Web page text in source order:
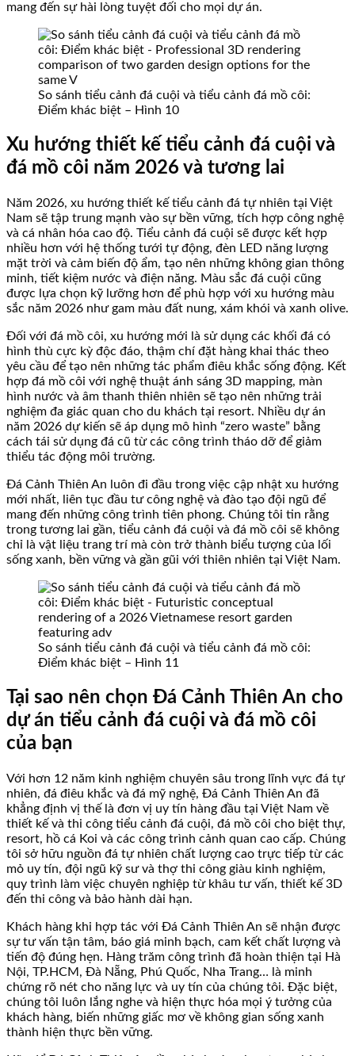
mang đến sự hài lòng tuyệt đối cho mọi dự án.
So sánh tiểu cảnh đá cuội và tiểu cảnh đá mồ côi:
Điểm khác biệt – Hình 10
Xu hướng thiết kế tiểu cảnh đá cuội và
đá mồ côi năm 2026 và tương lai
Năm 2026, xu hướng thiết kế tiểu cảnh đá tự nhiên tại Việt
Nam sẽ tập trung mạnh vào sự bền vững, tích hợp công nghệ
và cá nhân hóa cao độ. Tiểu cảnh đá cuội sẽ được kết hợp
nhiều hơn với hệ thống tưới tự động, đèn LED năng lượng
mặt trời và cảm biến độ ẩm, tạo nên những không gian thông
minh, tiết kiệm nước và điện năng. Màu sắc đá cuội cũng
được lựa chọn kỹ lưỡng hơn để phù hợp với xu hướng màu
sắc năm 2026 như gam màu đất nung, xám khói và xanh olive.
Đối với đá mồ côi, xu hướng mới là sử dụng các khối đá có
hình thù cực kỳ độc đáo, thậm chí đặt hàng khai thác theo
yêu cầu để tạo nên những tác phẩm điêu khắc sống động. Kết
hợp đá mồ côi với nghệ thuật ánh sáng 3D mapping, màn
hình nước và âm thanh thiên nhiên sẽ tạo nên những trải
nghiệm đa giác quan cho du khách tại resort. Nhiều dự án
năm 2026 dự kiến sẽ áp dụng mô hình “zero waste” bằng
cách tái sử dụng đá cũ từ các công trình tháo dỡ để giảm
thiểu tác động môi trường.
Đá Cảnh Thiên An luôn đi đầu trong việc cập nhật xu hướng
mới nhất, liên tục đầu tư công nghệ và đào tạo đội ngũ để
mang đến những công trình tiên phong. Chúng tôi tin rằng
trong tương lai gần, tiểu cảnh đá cuội và đá mồ côi sẽ không
chỉ là vật liệu trang trí mà còn trở thành biểu tượng của lối
sống xanh, bền vững và gần gũi với thiên nhiên tại Việt Nam.
So sánh tiểu cảnh đá cuội và tiểu cảnh đá mồ côi:
Điểm khác biệt – Hình 11
Tại sao nên chọn Đá Cảnh Thiên An cho
dự án tiểu cảnh đá cuội và đá mồ côi
của bạn
Với hơn 12 năm kinh nghiệm chuyên sâu trong lĩnh vực đá tự
nhiên, đá điêu khắc và đá mỹ nghệ, Đá Cảnh Thiên An đã
khẳng định vị thế là đơn vị uy tín hàng đầu tại Việt Nam về
thiết kế và thi công tiểu cảnh đá cuội, đá mồ côi cho biệt thự,
resort, hồ cá Koi và các công trình cảnh quan cao cấp. Chúng
tôi sở hữu nguồn đá tự nhiên chất lượng cao trực tiếp từ các
mỏ uy tín, đội ngũ kỹ sư và thợ thi công giàu kinh nghiệm,
quy trình làm việc chuyên nghiệp từ khâu tư vấn, thiết kế 3D
đến thi công và bảo hành dài hạn.
Khách hàng khi hợp tác với Đá Cảnh Thiên An sẽ nhận được
sự tư vấn tận tâm, báo giá minh bạch, cam kết chất lượng và
tiến độ đúng hẹn. Hàng trăm công trình đã hoàn thiện tại Hà
Nội, TP.HCM, Đà Nẵng, Phú Quốc, Nha Trang… là minh
chứng rõ nét cho năng lực và uy tín của chúng tôi. Đặc biệt,
chúng tôi luôn lắng nghe và hiện thực hóa mọi ý tưởng của
khách hàng, biến những giấc mơ về không gian sống xanh
thành hiện thực bền vững.